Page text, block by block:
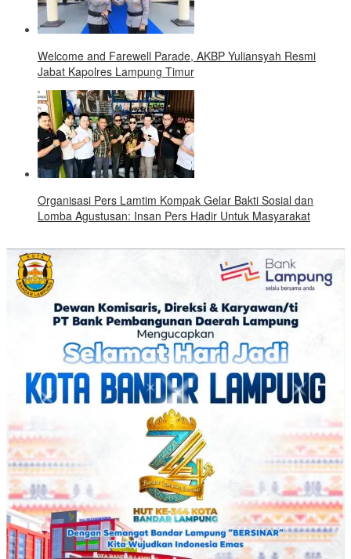
Welcome and Farewell Parade, AKBP Yuliansyah Resmi
Jabat Kapolres Lampung Timur
Organisasi Pers Lamtim Kompak Gelar Bakti Sosial dan
Lomba Agustusan: Insan Pers Hadir Untuk Masyarakat